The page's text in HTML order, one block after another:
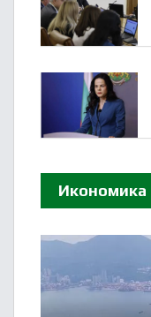
Икономика